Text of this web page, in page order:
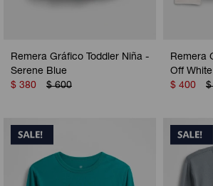
Remera Gráfico Toddler Niña -
Serene Blue
$ 380 $ 600
Remera
Off White
$ 400 $